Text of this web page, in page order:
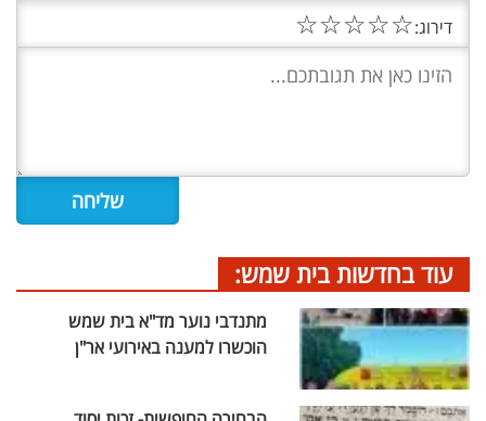
דירוג:☆
☆
☆
☆
☆
עוד בחדשות בית שמש:
מתנדבי נוער מד"א בית שמש
הוכשרו למענה באירועי אר"ן